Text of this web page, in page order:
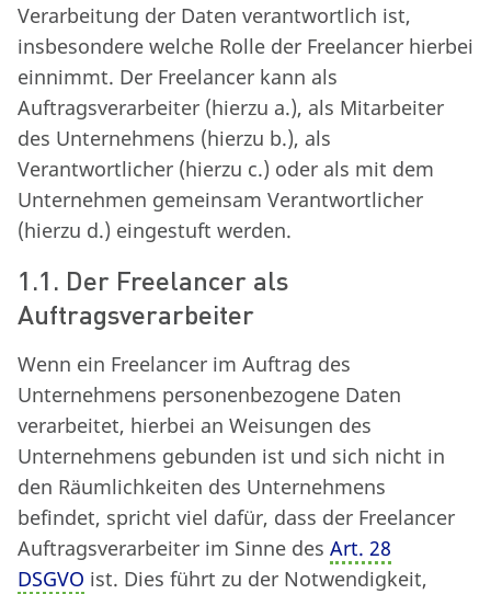
Verarbeitung der Daten verantwortlich ist,
insbesondere welche Rolle der Freelancer hierbei
einnimmt. Der Freelancer kann als
Auftragsverarbeiter (hierzu a.), als Mitarbeiter
des Unternehmens (hierzu b.), als
Verantwortlicher (hierzu c.) oder als mit dem
Unternehmen gemeinsam Verantwortlicher
(hierzu d.) eingestuft werden.
1.1. Der Freelancer als
Auftragsverarbeiter
Wenn ein Freelancer im Auftrag des
Unternehmens personenbezogene Daten
verarbeitet, hierbei an Weisungen des
Unternehmens gebunden ist und sich nicht in
den Räumlichkeiten des Unternehmens
befindet, spricht viel dafür, dass der Freelancer
Auftragsverarbeiter im Sinne des Art. 28
DSGVO ist. Dies führt zu der Notwendigkeit,